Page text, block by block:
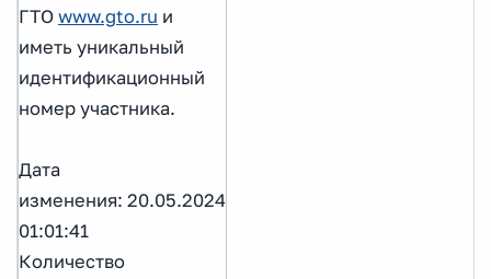
ГТО www.gto.ru и
иметь уникальный
идентификационный
номер участника.
Дата
изменения: 20.05.2024
01:01:41
Количество